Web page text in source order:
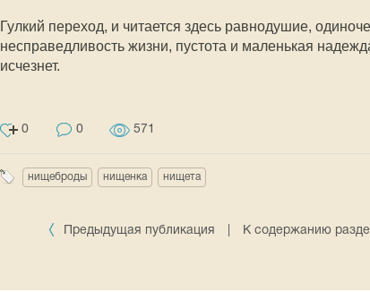
Гулкий переход, и читается здесь равнодушие,
несправедливость жизни, пустота и маленькая
исчезнет.
0 0 571
нищеброды нищенка нищета
Предыдущая публикация К содержанию